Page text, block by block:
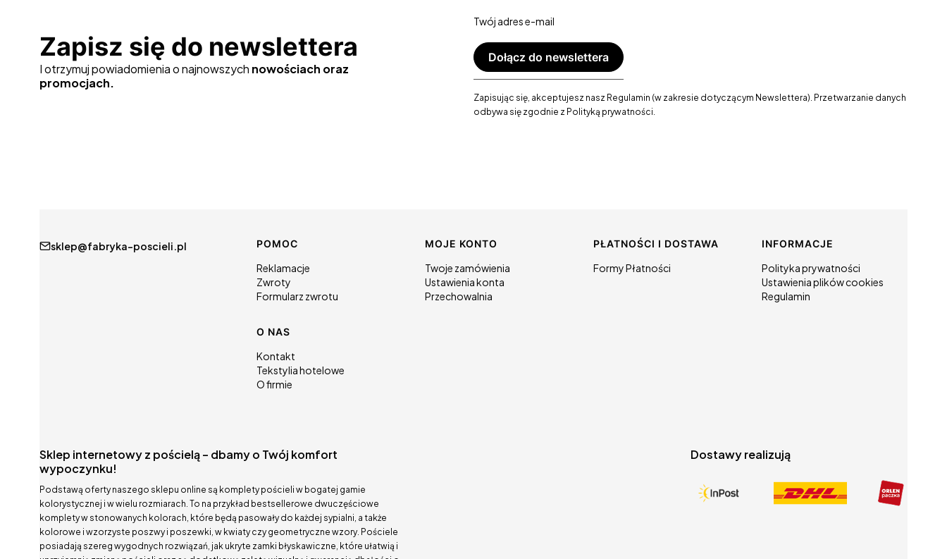
Zapisz się do newslettera
I otrzymuj powiadomienia o najnowszych nowościach oraz
promocjach.
Twój adres e-mail
Dołącz do newslettera
Zapisując się, akceptujesz nasz Regulamin (w zakresie dotyczącym Newslettera). Przetwarzanie danych
odbywa się zgodnie z Polityką prywatności.
sklep@fabryka-poscieli.pl Linki w stopce
POMOC
Reklamacje
Zwroty
Formularz zwrotu
MOJE KONTO
Twoje zamówienia
Ustawienia konta
Przechowalnia
PŁATNOŚCI I DOSTAWA
Formy Płatności
INFORMACJE
Polityka prywatności
Ustawienia plików cookies
Regulamin
O NAS
Kontakt
Tekstylia hotelowe
O firmie
Sklep internetowy z pościelą – dbamy o Twój komfort
wypoczynku!
Podstawą oferty naszego sklepu online są komplety pościeli w bogatej gamie
kolorystycznej i w wielu rozmiarach. To na przykład bestsellerowe dwuczęściowe
komplety w stonowanych kolorach, które będą pasowały do każdej sypialni, a także
kolorowe i wzorzyste poszwy i poszewki, w kwiaty czy geometryczne wzory. Pościele
posiadają szereg wygodnych rozwiązań, jak ukryte zamki błyskawiczne, które ułatwią i
Dostawy realizują